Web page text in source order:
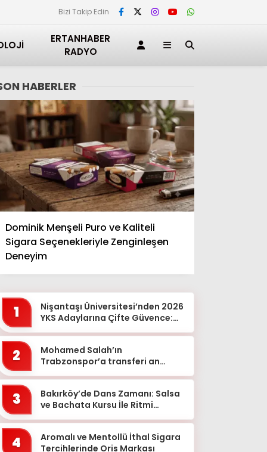
Bizi Takip Edin
ERTANHABER
RADYO
HABERLER
Dominik Menşeli Puro ve Kaliteli
Sigara Seçenekleriyle Zenginleşen
Deneyim
1
Nişantaşı Üniversitesi’nden 2026
YKS Adaylarına Çifte Güvence:
2
Mohamed Salah’ın
Trabzonspor’a transferi an
3
Bakırköy’de Dans Zamanı: Salsa
ve Bachata Kursu İle Ritmi
4
Aromalı ve Mentollü İthal Sigara
Tercihlerinde Oris Markası
Adana
Adıyaman
Afyonkarahisar
Ağrı
Aksaray
Amasya
Ankara
Antalya
Ardahan
Artvin
Aydın
Balıkesir